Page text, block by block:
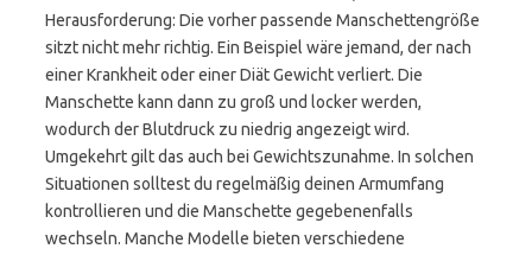
Herausforderung: Die vorher passende Manschettengröße
sitzt nicht mehr richtig. Ein Beispiel wäre jemand, der nach
einer Krankheit oder einer Diät Gewicht verliert. Die
Manschette kann dann zu groß und locker werden,
wodurch der Blutdruck zu niedrig angezeigt wird.
Umgekehrt gilt das auch bei Gewichtszunahme. In solchen
Situationen solltest du regelmäßig deinen Armumfang
kontrollieren und die Manschette gegebenenfalls
wechseln. Manche Modelle bieten verschiedene